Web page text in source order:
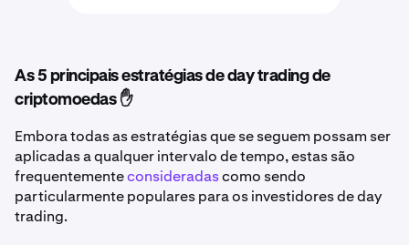
As 5 principais estratégias de day trading de
criptomoedas ✋
Embora todas as estratégias que se seguem possam ser
aplicadas a qualquer intervalo de tempo, estas são
frequentementeconsideradascomo sendo
particularmente populares para os investidores de day
trading.